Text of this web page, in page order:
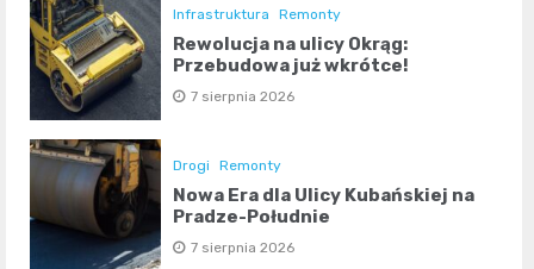
Infrastruktura Remonty
Rewolucja na ulicy Okrąg:
Przebudowa już wkrótce!
7 sierpnia 2026
Drogi Remonty
Nowa Era dla Ulicy Kubańskiej na
Pradze-Południe
7 sierpnia 2026